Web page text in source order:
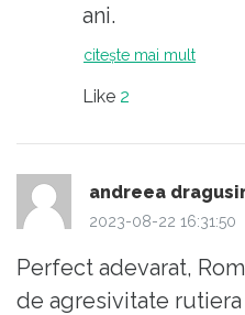
ani.
citește mai mult
Like 2
andreea
2023-08-22 16:31:50
Perfect adevarat,
de agresivitate